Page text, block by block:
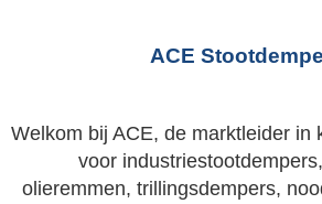
ACE
Welkom bij ACE, de marktleider in
voor
olieremmen, trillingsdempers,